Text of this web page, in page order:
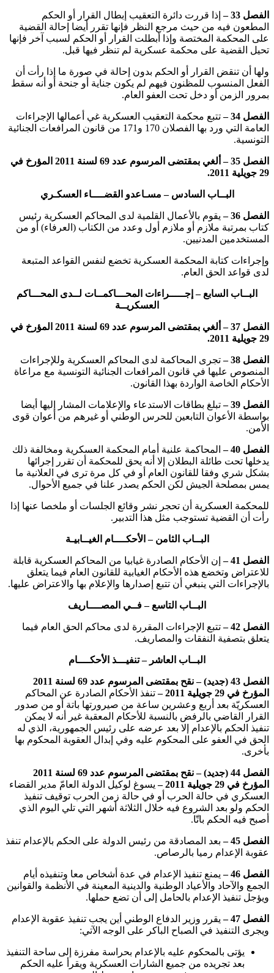
الفصل 33 –
إذا قررت دائرة التعقيب إبطال القرار أو الحكم
المطعون فيه من حيث مرجع النظر فإنها تقرر أيضا إحالة القضية
على المحكمة المختصة وإذا أبطلت القرار أو الحكم لسبب آخر فإنها
تحيل القضية على محكمة عسكرية لم تنظر فيها قبل.
ولها أن تنقض القرار أو الحكم بدون إحالة في صورة ما إذا رأت أن
الفعل المنسوب للمظنون فيهم لم يكون جناية أو جنحة أو أنه سقط
بمرور الزمن أو دخل تحت العفو العام.
الفصل 34 –
تتبع محكمة التعقيب العسكرية غي أعمالها الإجراءات
العامة التي ورد بها الفصلان 170 و171 من قانون المرافعات الجنائية
التونسية.
الفصل 35 – ألغي
بمقتضى المرسوم عدد 69 لسنة 2011 المؤرخ في
29 جويلية 2011.
البــاب السادس – مسـاعدو القضــــاء العسكـري
الفصل 36 –
يقوم بالأعمال القلمية لدى المحاكم العسكرية رئيس
كتاب بمرتبة ملازم أو ملازم أول وعدد من الكتاب (العرفاء) أو من
المستخدمين المدنيين.
وإجراءات كتابة المحكمة العسكرية تخضع لنفس القواعد المتبعة
لدى قواعد الحق العام.
البــاب السابع – إجـــــراءات المحـــاكمــات لــدى المحـــاكم
العسكريــة
الفصل 37 – ألغي
بمقتضى المرسوم عدد 69 لسنة 2011 المؤرخ في
29 جويلية 2011.
الفصل 38 –
تجرى المحاكمة لدى المحاكم العسكرية وللإجراءات
المنصوص عليها في قانون المرافعات الجنائية التونسية مع مراعاة
الأحكام الخاصة الواردة بهذا القانون.
الفصل 39 –
تبلغ بطاقات الاستدعاء والإعلامات المشار إليها أيضا
بواسطة الأعوان التابعين للحرس الوطني أو غيرهم من أعوان قوى
الأمن.
الفصل 40 –
المحاكمة علنية أمام المحكمة العسكرية ومخالفة ذلك
يدخلها تحت طائلة البطلان إلا أنه يحق للمحكمة أن تقرر إجرائها
بشكل شري وفقا للقانون العام أو في كل مرة ترى في العلانية ما
يمس بمصلحة الجيش لكن الحكم يصدر علنا في جميع الأحوال.
للمحكمة العسكرية أن تحجر نشر وقائع الجلسات أو ملخصا عنها إذا
رأت أن القضية تستوجب مثل هذا التدبير.
البــاب الثامن – الأحكــــام الغيــابيـة
الفصل 41 –
إن الأحكام الصادرة غيابيا من المحاكم العسكرية قابلة
للاعتراض وتخضع هذه الأحكام الغيابية للقانون العام فيما يتعلق
بالإجراءات التي ينبغي أن تتبع إصدارها والإعلام بها والاعتراض عليها.
البــاب التاسع – فــي المصــــاريف
الفصل 42 –
تتبع الإجراءات المقررة لدى محاكم الحق العام فيما
يتعلق بتصفية النفقات والمصاريف.
البــاب العاشر – تنفيـــذ الأحكــــام
الفصل 43 (جديد) – نقح
بمقتضى المرسوم عدد 69 لسنة 2011
المؤرخ في 29 جويلية 2011 –
تنفذ الأحكام الصادرة عن المحاكم
العسكريّة بعد أربع وعشرين ساعة من صيرورتها باتة أو من صدور
القرار القاضي بالرفض بالنسبة للأحكام المعقبة غير أنه لا يمكن
تنفيذ الحكم بالإعدام إلا بعد عرضه على رئيس الجمهورية، الذي له
الحق في العفو على المحكوم عليه وفي إبدال العقوبة المحكوم بها
بأخرى.
الفصل 44 (جديد) – نقح
بمقتضى المرسوم عدد 69 لسنة 2011
المؤرخ في 29 جويلية 2011 –
يسوغ لوكيل الدولة العامّ مدير القضاء
العسكري في حالة الحرب أو في حالة زمن الحرب توقيف تنفيذ
الحكم ولو بعد الشروع فيه خلال الثلاثة أشهر التي تلي اليوم الذي
أصبح فيه الحكم باتّا.
الفصل 45 –
بعد المصادقة من رئيس الدولة على الحكم بالإعدام تنفذ
عقوبة الإعدام رميا بالرصاص.
الفصل 46 –
يمنع تنفيذ الإعدام في عدة أشخاص معا وتنفيذه أيام
الجمع والآحاد والأعياد الوطنية والدينية المعينة في الأنظمة والقوانين
ويؤجل تنفيذ الإعدام بالحامل إلى أن تضع حملها.
الفصل 47 –
يقرر وزير الدفاع الوطني أين يجب تنفيذ عقوبة الإعدام
ويجرى التنفيذ في الصباح الباكر على الوجه الآتي:
يؤتى بالمحكوم عليه بالإعدام بحراسة مفرزة إلى ساحة التنفيذ
بعد تجريده من جميع الشارات العسكرية ويقرأ عليه الحكم